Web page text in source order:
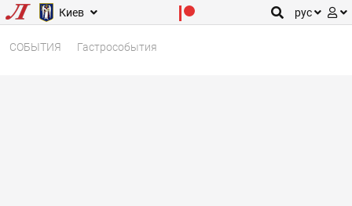
Киев рус
СОБЫТИЯ Гастрособытия